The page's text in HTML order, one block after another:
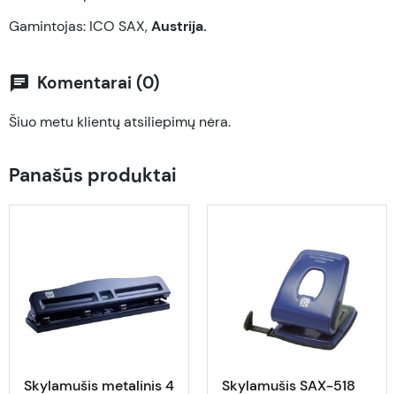
Gamintojas: ICO SAX,Austrija.
chat Komentarai (0)
Šiuo metu klientų atsiliepimų nėra.
Panašūs produktai
Skylamušis metalinis 4 Skylamušis SAX-518